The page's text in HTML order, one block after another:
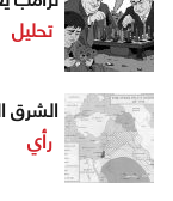
تحليل
الشرق
رأي